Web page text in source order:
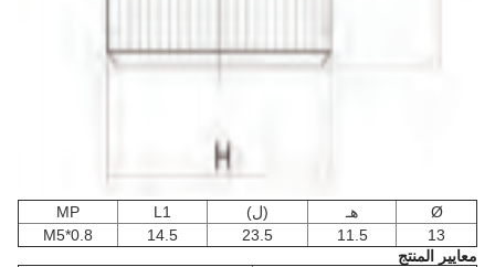
Ø هـ (ل) L1
MP
13
11.5
23.5
14.5
M5*0.8
معايير المنتج